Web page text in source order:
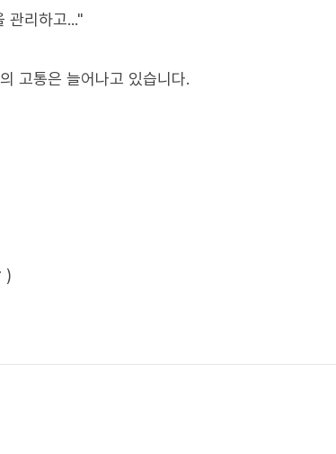
관리하고..."
고통은 늘어나고 있습니다.
)